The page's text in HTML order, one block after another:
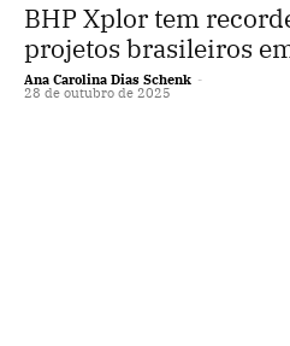
BHP Xplor tem
projetos brasileiros
Ana Carolina Dias Schenk -
28 de outubro de 2025